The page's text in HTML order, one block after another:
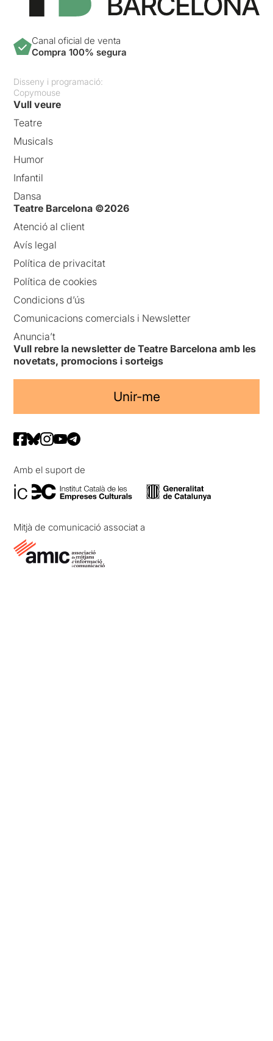
Canal oficial de venta
Compra 100% segura
Disseny i programació:
Copymouse
Vull veure
Teatre
Musicals
Humor
Infantil
Dansa
Teatre Barcelona ©2026
Atenció al client
Avís legal
Política de privacitat
Política de cookies
Condicions d’ús
Comunicacions comercials i Newsletter
Anuncia’t
Vull rebre la newsletter de Teatre Barcelona amb les
novetats, promocions i sorteigs
Unir-me
Amb el suport de
Mitjà de comunicació associat a